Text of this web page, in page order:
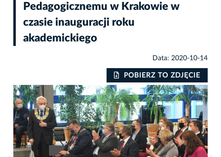
Pedagogicznemu w Krakowie w
czasie inauguracji roku
akademickiego
Data: 2020-10-14
POBIERZ TO ZDJĘCIE